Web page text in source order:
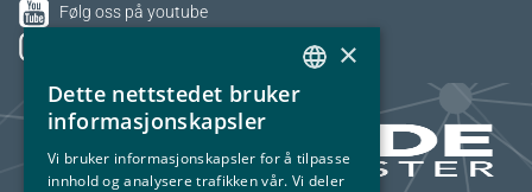
Følg oss på youtube
NORWEGIAN
×
Dette nettstedet bruker
informasjonskapsler
Vi bruker informasjonskapsler for å tilpasse
innhold og analysere trafikken vår. Vi deler